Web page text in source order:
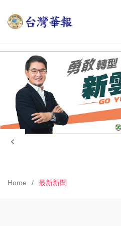
Home 最新新聞